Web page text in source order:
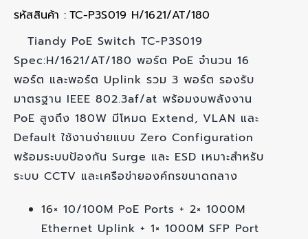
รหัสสินค้า : TC-P3S019 H/1621/AT/180
Tiandy PoE Switch TC-P3S019
Spec:H/1621/AT/180 พอร์ต PoE จำนวน 16
พอร์ต และพอร์ต Uplink รวม 3 พอร์ต รองรับ
มาตรฐาน IEEE 802.3af/at พร้อมงบพลังงาน
PoE สูงถึง 180W มีโหมด Extend, VLAN และ
Default ใช้งานง่ายแบบ Zero Configuration
พร้อมระบบป้องกัน Surge และ ESD เหมาะสำหรับ
ระบบ CCTV และเครือข่ายองค์กรขนาดกลาง
16× 10/100M PoE Ports + 2× 1000M
Ethernet Uplink + 1× 1000M SFP Port